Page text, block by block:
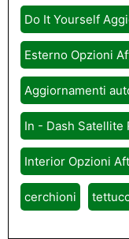
Do It Yourself
Esterno Opzioni
Aggiornamenti
In - Dash Satellite
Interior Opzioni
cerchioni